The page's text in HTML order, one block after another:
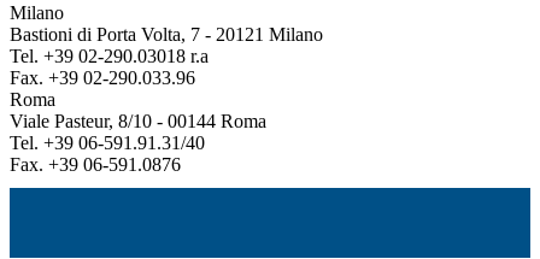
Milano
Bastioni di Porta Volta, 7 - 20121 Milano
Tel. +39 02-290.03018 r.a
Fax. +39 02-290.033.96
Roma
Viale Pasteur, 8/10 - 00144 Roma
Tel. +39 06-591.91.31/40
Fax. +39 06-591.0876